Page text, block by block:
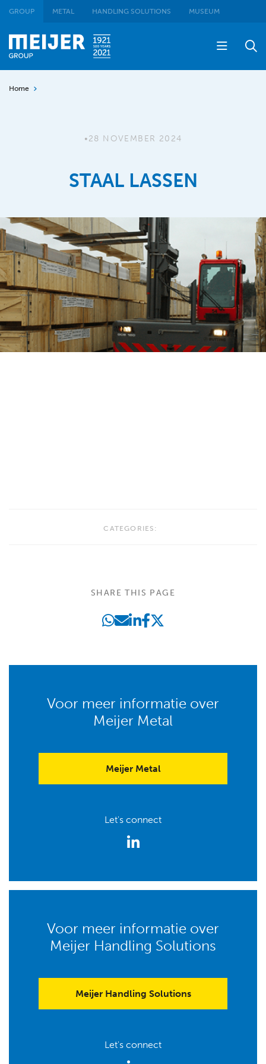
GROUP METAL HANDLING SOLUTIONS MUSEUM
Home
•28 NOVEMBER 2024
STAAL LASSEN
CATEGORIES:
SHARE THIS PAGE
Voor meer informatie over
Meijer Metal
Meijer Metal
Let's connect
Voor meer informatie over
Meijer Handling Solutions
Meijer Handling Solutions
Let's connect